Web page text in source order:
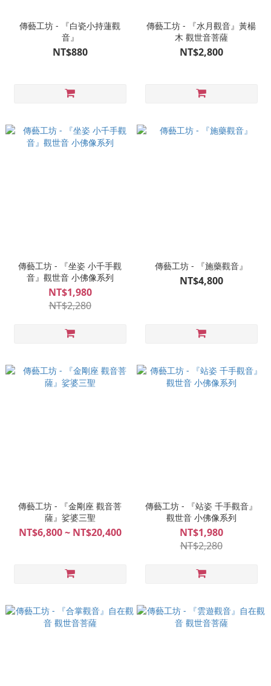
傳藝工坊 - 『白瓷小持蓮觀
音』
NT$880
傳藝工坊 - 『水月觀音』黃楊
木 觀世音菩薩
NT$2,800
傳藝工坊 - 『坐姿 小千手觀
音』觀世音 小佛像系列
NT$1,980
NT$2,280
傳藝工坊 - 『施藥觀音』
NT$4,800
傳藝工坊 - 『金剛座 觀音菩
薩』娑婆三聖
NT$6,800 ~ NT$20,400
傳藝工坊 - 『站姿 千手觀音』
觀世音 小佛像系列
NT$1,980
NT$2,280